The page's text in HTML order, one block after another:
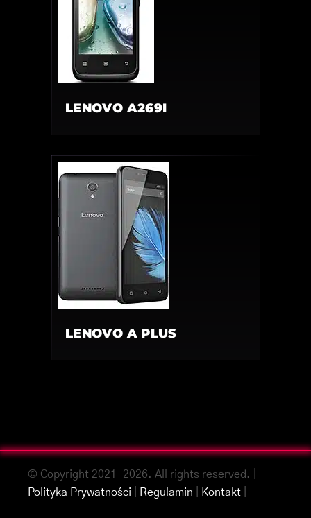
LENOVO A269I
LENOVO A PLUS
© Copyright 2021-2026. All rights reserved. |
Polityka Prywatności
Regulamin Kontakt